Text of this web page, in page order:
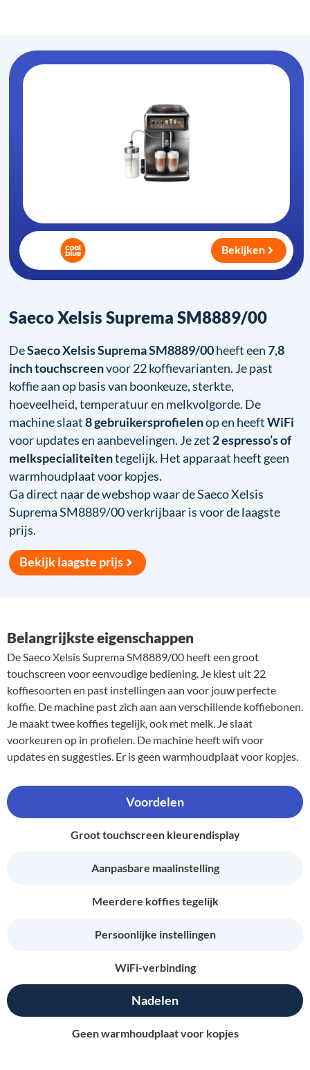
Saeco Xelsis Suprema SM8889/00
DeSaeco Xelsis Suprema SM8889/00heeft een7,8
inch touchscreenvoor 22 koffievarianten. Je past
koffie aan op basis van boonkeuze, sterkte,
hoeveelheid, temperatuur en melkvolgorde. De
machine slaat8 gebruikersprofielenop en heeftWiFi
voor updates en aanbevelingen. Je zet 2 espresso’s of
melkspecialiteitentegelijk. Het apparaat heeft geen
warmhoudplaat voor kopjes.
Ga direct naar de webshop waar de Saeco Xelsis
Suprema SM8889/00 verkrijbaar is voor de laagste
prijs.
Bekijk laagste prijs
Bekijken
Belangrijkste eigenschappen
De Saeco Xelsis Suprema SM8889/00 heeft een groot
touchscreen voor eenvoudige bediening. Je kiest uit 22
koffiesoorten en past instellingen aan voor jouw perfecte
koffie. De machine past zich aan aan verschillende koffiebonen.
Je maakt twee koffies tegelijk, ook met melk. Je slaat
voorkeuren op in profielen. De machine heeft wifi voor
updates en suggesties. Er is geen warmhoudplaat voor kopjes.
Voordelen
Groot touchscreen kleurendisplay
Aanpasbare maalinstelling
Meerdere koffies tegelijk
Persoonlijke instellingen
WiFi-verbinding
Nadelen
Geen warmhoudplaat voor kopjes